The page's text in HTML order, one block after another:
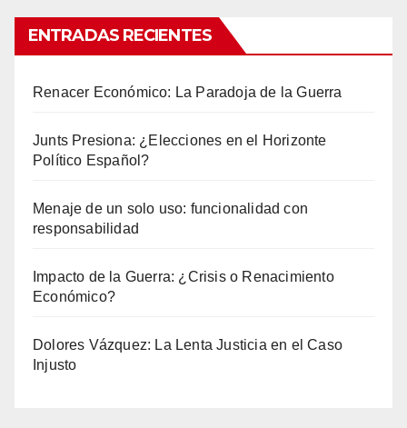
ENTRADAS RECIENTES
Renacer Económico: La Paradoja de la Guerra
Junts Presiona: ¿Elecciones en el Horizonte
Político Español?
Menaje de un solo uso: funcionalidad con
responsabilidad
Impacto de la Guerra: ¿Crisis o Renacimiento
Económico?
Dolores Vázquez: La Lenta Justicia en el Caso
Injusto